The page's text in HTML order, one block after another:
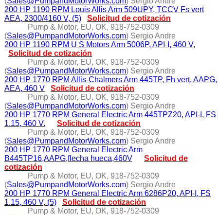
200 HP 1190 RPM Louis Allis Arm 509UPY, TCCV Fs vert
AEA, 2300/4160 V, (5)
Solicitud de cotización
Pump & Motor, EU, OK, 918-752-0309
(Sales@PumpandMotorWorks.com) Sergio Andre
200 HP 1190 RPM U S Motors Arm 5006P, API-I, 460 V,
Solicitud de cotización
Pump & Motor, EU, OK, 918-752-0309
(Sales@PumpandMotorWorks.com) Sergio Andre
200 HP 1770 RPM Allis-Chalmers Arm 445TP, Fh vert, AAPG,
AEA, 460 V
Solicitud de cotización
Pump & Motor, EU, OK, 918-752-0309
(Sales@PumpandMotorWorks.com) Sergio Andre
200 HP 1770 RPM General Electric Arm 445TPZ20, API-I, FS
1.15, 460 V.
Solicitud de cotización
Pump & Motor, EU, OK, 918-752-0309
(Sales@PumpandMotorWorks.com) Sergio Andre
200 HP 1770 RPM General Electric Arm
B445TP16,AAPG,flecha hueca,460V
Solicitud de
cotización
Pump & Motor, EU, OK, 918-752-0309
(Sales@PumpandMotorWorks.com) Sergio Andre
200 HP 1770 RPM General Electric Arm 6286P20, API-I, FS
1.15, 460 V, (5)
Solicitud de cotización
Pump & Motor, EU, OK, 918-752-0309